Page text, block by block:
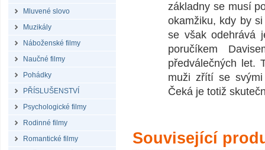
Mluvené slovo
Muzikály
Náboženské filmy
Naučné filmy
Pohádky
PŘÍSLUŠENSTVÍ
Psychologické filmy
Rodinné filmy
Romantické filmy
základny se musí
okamžiku, kdy by
se však odehrává
poručíkem
předválečných let.
muži zřítí se
Čeká je totiž
Související